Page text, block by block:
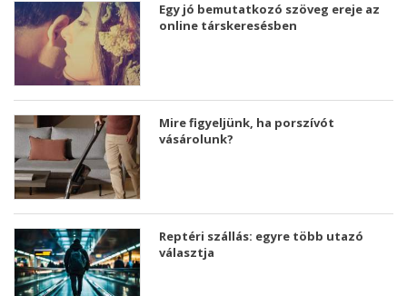
Egy jó bemutatkozó szöveg ereje az
online társkeresésben
Mire figyeljünk, ha porszívót
vásárolunk?
Reptéri szállás: egyre több utazó
választja